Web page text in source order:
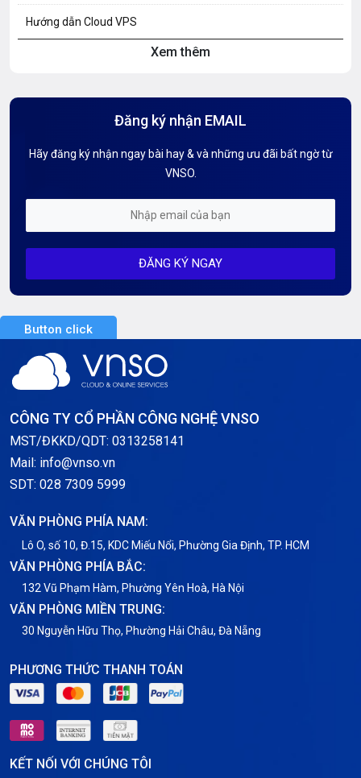
Hướng dẫn Cloud VPS
Hướng dẫn Tên miền
Kiến thức AI
Mỗi tuần 01 Server
Server Dedicated (Máy chủ riêng)
Server GPU
Server Windows
Thông báo
Thông tin chung
Tin tức
VNPT
Xem thêm
Đăng ký nhận EMAIL
Hãy đăng ký nhận ngay bài hay & và những ưu đãi bất ngờ từ
VNSO.
ĐĂNG KÝ NGAY
Button click
CÔNG TY CỔ PHẦN CÔNG NGHỆ VNSO
MST/ĐKKD/QDT: 0313258141
Mail: info@vnso.vn
SDT: 028 7309 5999
VĂN PHÒNG PHÍA NAM:
Lô O, số 10, Đ.15, KDC Miếu Nổi, Phường Gia Định, TP. HCM
VĂN PHÒNG PHÍA BẮC:
132 Vũ Phạm Hàm, Phường Yên Hoà, Hà Nội
VĂN PHÒNG MIỀN TRUNG:
30 Nguyễn Hữu Thọ, Phường Hải Châu, Đà Nẵng
PHƯƠNG THỨC THANH TOÁN
KẾT NỐI VỚI CHÚNG TÔI